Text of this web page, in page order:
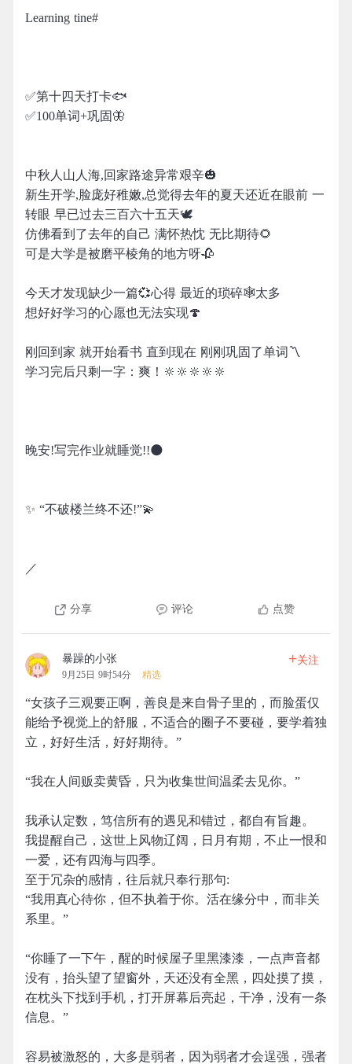
Learning tine#
✅第十四天打卡🐟
✅100单词+巩固🦋
中秋人山人海,回家路途异常艰辛🎃
新生开学,脸庞好稚嫩,总觉得去年的夏天还近在眼前 一
转眼 早已过去三百六十五天🕊
仿佛看到了去年的自己 满怀热忱 无比期待🌻
可是大学是被磨平棱角的地方呀🥀
今天才发现缺少一篇💞心得 最近的琐碎🕸太多
想好好学习的心愿也无法实现🍄
刚回到家 就开始看书 直到现在 刚刚巩固了单词〽️
学习完后只剩一字：爽！🔆🔆🔆🔆🔆
晚安!写完作业就睡觉!!🌑
✨ “不破楼兰终不还!”💫
／
分享 评论 点赞
暴躁的小张
9月25日 9时54分 精选
+关注
“女孩子三观要正啊，善良是来自骨子里的，而脸蛋仅
能给予视觉上的舒服，不适合的圈子不要碰，要学着独
立，好好生活，好好期待。”
“我在人间贩卖黄昏，只为收集世间温柔去见你。”
我承认定数，笃信所有的遇见和错过，都自有旨趣。
我提醒自己，这世上风物辽阔，日月有期，不止一恨和
一爱，还有四海与四季。
至于冗杂的感情，往后就只奉行那句:
“我用真心待你，但不执着于你。活在缘分中，而非关
系里。”
“你睡了一下午，醒的时候屋子里黑漆漆，一点声音都
没有，抬头望了望窗外，天还没有全黑，四处摸了摸，
在枕头下找到手机，打开屏幕后亮起，干净，没有一条
信息。”
容易被激怒的，大多是弱者，因为弱者才会逞强，强者